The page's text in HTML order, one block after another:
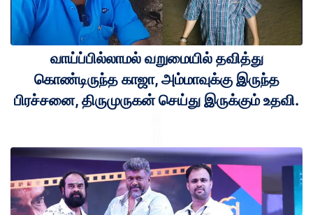
வாய்ப்பில்லாமல் வறுமையில் தவித்து
கொண்டிருந்த காஜா, அம்மாவுக்கு இருந்த
பிரச்சனை, திருமுருகன் செய்து இருக்கும் உதவி.